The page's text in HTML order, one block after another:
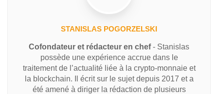
STANISLAS POGORZELSKI
Cofondateur et rédacteur en chef- Stanislas
possède une expérience accrue dans le
traitement de l’actualité liée à la crypto-monnaie et
la blockchain. Il écrit sur le sujet depuis 2017 et a
été amené à diriger la rédaction de plusieurs